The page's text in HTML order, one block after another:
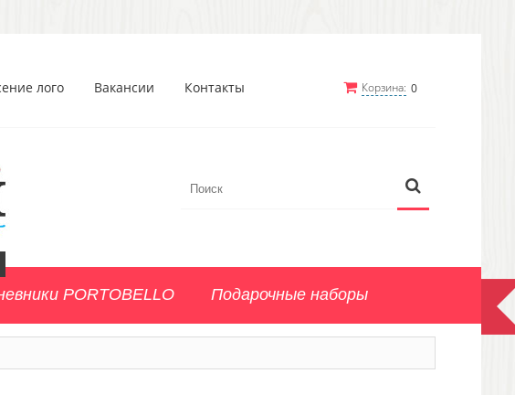
Корзина: 0
лого Вакансии Контакты
PORTOBELLO Подарочные наборы